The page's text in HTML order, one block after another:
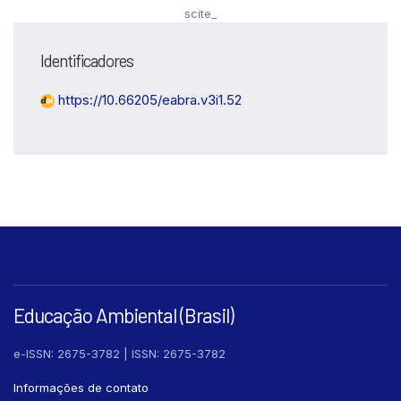
scite_
Identificadores
https://10.66205/eabra.v3i1.52
Educação Ambiental (Brasil)
e-ISSN: 2675-3782 | ISSN: 2675-3782
Informações de contato